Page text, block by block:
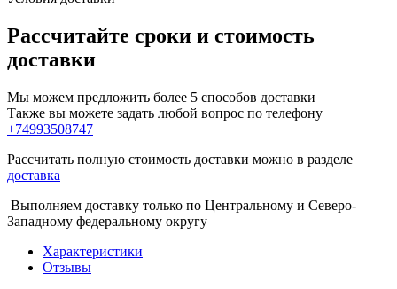
Рассчитайте сроки и стоимость
доставки
Мы можем предложить более 5 способов доставки
Также вы можете задать любой вопрос по телефону
+74993508747
Рассчитать полную стоимость доставки можно в разделе
доставка
Выполняем доставку только по Центральному и Северо-
Западному федеральному округу
Характеристики
Отзывы